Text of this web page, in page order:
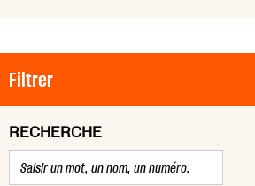
Filtrer
RECHERCHE